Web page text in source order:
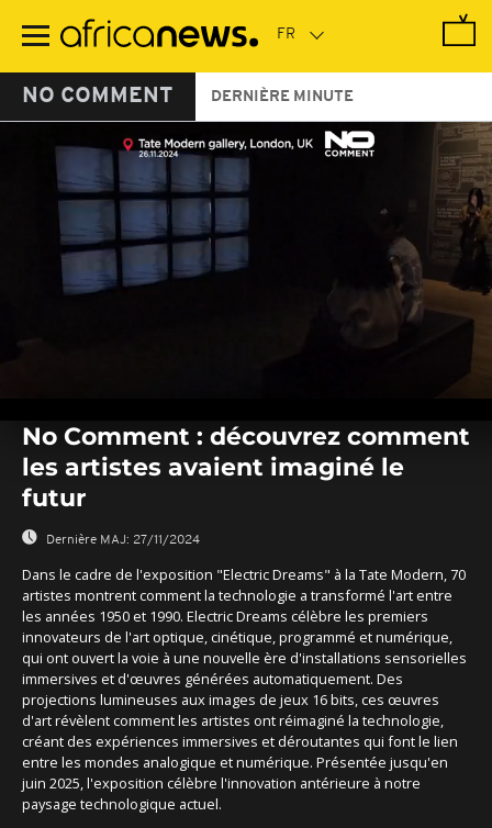
contenu
NO COMMENT DERNIÈRE MINUTE
seconds
seconds
No Comment : découvrez comment
les artistes avaient imaginé le
futur
Dernière MAJ: 27/11/2024
Dans le cadre de l'exposition "Electric Dreams" à la Tate Modern, 70
artistes montrent comment la technologie a transformé l'art entre
les années 1950 et 1990. Electric Dreams célèbre les premiers
innovateurs de l'art optique, cinétique, programmé et numérique,
qui ont ouvert la voie à une nouvelle ère d'installations sensorielles
immersives et d'œuvres générées automatiquement. Des
projections lumineuses aux images de jeux 16 bits, ces œuvres
d'art révèlent comment les artistes ont réimaginé la technologie,
créant des expériences immersives et déroutantes qui font le lien
entre les mondes analogique et numérique. Présentée jusqu'en
juin 2025, l'exposition célèbre l'innovation antérieure à notre
paysage technologique actuel.